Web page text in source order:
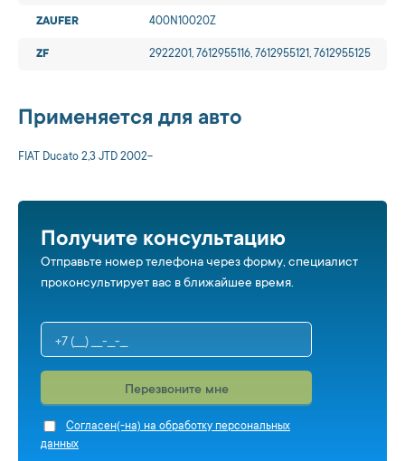
ZAUFER 400N10020Z
ZF 2922201, 7612955116, 7612955121, 7612955125
Применяется для авто
FIAT Ducato 2,3 JTD 2002-
Получите консультацию
Отправьте номер телефона через форму, специалист
проконсультирует вас в ближайшее время.
Перезвоните мне
Cогласен(-на) на обработку персональных
данных